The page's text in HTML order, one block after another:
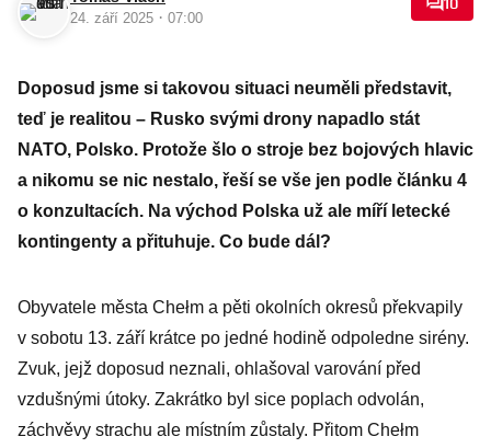
24. září 2025 · 07:00
Doposud jsme si takovou situaci neuměli představit,
teď je realitou – Rusko svými drony napadlo stát
NATO, Polsko. Protože šlo o stroje bez bojových hlavic
a nikomu se nic nestalo, řeší se vše jen podle článku 4
o konzultacích. Na východ Polska už ale míří letecké
kontingenty a přituhuje. Co bude dál?
Obyvatele města Chełm a pěti okolních okresů překvapily
v sobotu 13. září krátce po jedné hodině odpoledne sirény.
Zvuk, jejž doposud neznali, ohlašoval varování před
vzdušnými útoky. Zakrátko byl sice poplach odvolán,
záchvěvy strachu ale místním zůstaly. Přitom Chełm